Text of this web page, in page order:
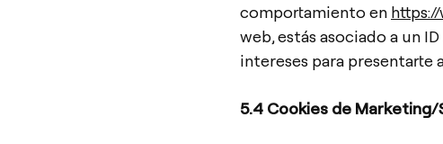
comportamiento en
web, estás asociado a un
intereses para presentarte
5.4 Cookies de